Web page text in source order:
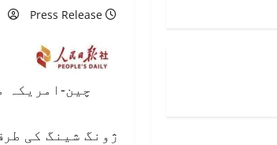
Press Release
چین-امریکہ
ژونگ شینگ کی